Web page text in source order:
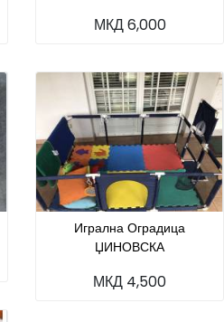
МКД 6,000
Игрална Оградица
ЏИНОВСКА
МКД 4,500